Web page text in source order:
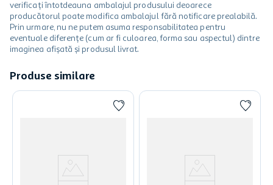
verificați întotdeauna ambalajul produsului deoarece
producătorul poate modifica ambalajul fără notificare prealabilă.
Prin urmare, nu ne putem asuma responsabilitatea pentru
eventuale diferențe (cum ar fi culoarea, forma sau aspectul) dintre
imaginea afișată și produsul livrat.
Produse similare